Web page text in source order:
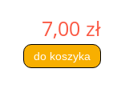
7,00 zł
do koszyka